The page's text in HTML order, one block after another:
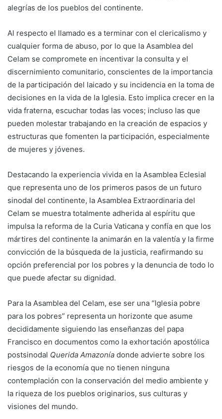
alegrías de los pueblos del continente.
Al respecto el llamado es a terminar con el clericalismo y
cualquier forma de abuso, por lo que la Asamblea del
Celam se compromete en incentivar la consulta y el
discernimiento comunitario, conscientes de la importancia
de la participación del laicado y su incidencia en la toma de
decisiones en la vida de la Iglesia. Esto implica crecer en la
vida fraterna, escuchar todas las voces; incluso las que
pueden molestar trabajando en la creación de espacios y
estructuras que fomenten la participación, especialmente
de mujeres y jóvenes.
Destacando la experiencia vivida en la Asamblea Eclesial
que representa uno de los primeros pasos de un futuro
sinodal del continente, la Asamblea Extraordinaria del
Celam se muestra totalmente adherida al espíritu que
impulsa la reforma de la Curia Vaticana y confía en que los
mártires del continente la animarán en la valentía y la firme
convicción de la búsqueda de la justicia, reafirmando su
opción preferencial por los pobres y la denuncia de todo lo
que puede afectar su dignidad.
Para la Asamblea del Celam, ese ser una “Iglesia pobre
para los pobres” representa un horizonte que asume
decididamente siguiendo las enseñanzas del papa
Francisco en documentos como la exhortación apostólica
postsinodal Querida Amazonía donde advierte sobre los
riesgos de la economía que no tienen ninguna
contemplación con la conservación del medio ambiente y
la riqueza de los pueblos originarios, sus culturas y
visiones del mundo.